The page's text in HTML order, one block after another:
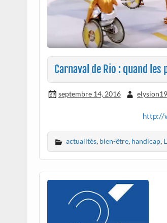
Carnaval de Rio : quand
septembre 14, 2016
http://
actualités, bien-être, handicap,